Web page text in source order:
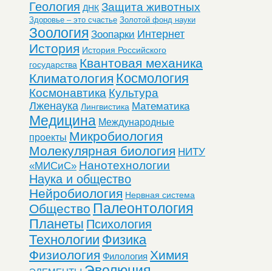
Геология ДНК Защита животных
Здоровье – это счастье Золотой фонд науки
Зоология Зоопарки Интернет
История История Российского
государства Квантовая механика
Климатология Космология
Космонавтика Культура
Лженаука Лингвистика Математика
Медицина Международные
проекты Микробиология
Молекулярная биология НИТУ
«МИСиС» Нанотехнологии
Наука и общество
Нейробиология Нервная система
Общество Палеонтология
Планеты Психология
Технологии Физика
Физиология Филология Химия